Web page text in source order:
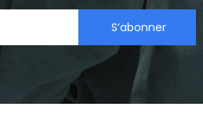
S’abonner